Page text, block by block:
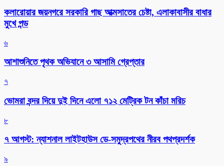
কলারোয়ার জয়নগরে সরকারি গাছ আত্মসাতের চেষ্টা, এলাকাবাসীর বাধার
মুখে পন্ড
৬
আশাশুনিতে পৃথক অভিযানে ৩ আসামি গ্রেপ্তার
৭
ভোমরা বন্দর দিয়ে দুই দিনে এলো ৭১২ মেট্রিক টন কাঁচা মরিচ
৮
৭ আগস্ট: ন্যাশনাল লাইটহাউস ডে-সমুদ্রপথের নীরব পথপ্রদর্শক
৯